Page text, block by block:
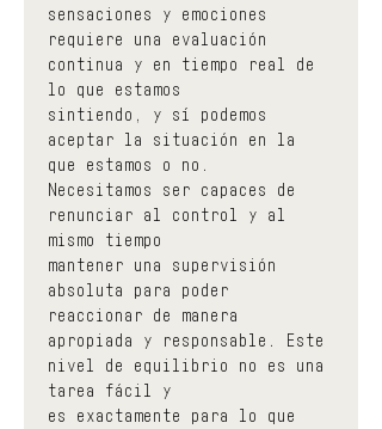
sensaciones y emociones
requiere una evaluación
continua y en tiempo real de
lo que estamos
sintiendo, y sí podemos
aceptar la situación en la
que estamos o no.
Necesitamos ser capaces de
renunciar al control y al
mismo tiempo
mantener una supervisión
absoluta para poder
reaccionar de manera
apropiada y responsable. Este
nivel de equilibrio no es una
tarea fácil y
es exactamente para lo que